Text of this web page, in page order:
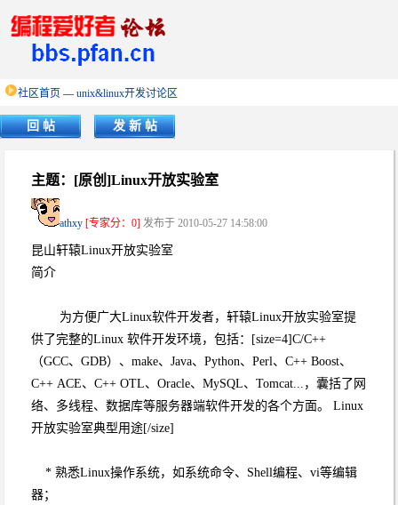
社区首页 — unix&linux开发讨论区
回 帖 发 新 帖
主题：[原创]Linux开放实验室
athxy [专家分：0] 发布于 2010-05-27 14:58:00
昆山轩辕Linux开放实验室
简介
为方便广大Linux软件开发者，轩辕Linux开放实验室提
供了完整的Linux 软件开发环境，包括：[size=4]C/C++
（GCC、GDB）、make、Java、Python、Perl、C++ Boost、
C++ ACE、C++ OTL、Oracle、MySQL、Tomcat...，囊括了网
络、多线程、数据库等服务器端软件开发的各个方面。 Linux
开放实验室典型用途[/size]
* 熟悉Linux操作系统，如系统命令、Shell编程、vi等编辑
器；